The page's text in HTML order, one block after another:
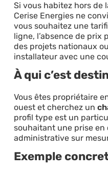
Si vous habitez hors de
Cerise Energies ne
vous souhaitez une
ligne, l’absence de prix
des projets nationaux
installateur avec une
À qui c’est
Vous êtes propriétaire
ouest et cherchez un
profil type est un
souhaitant une prise
administrative sur
Exemple